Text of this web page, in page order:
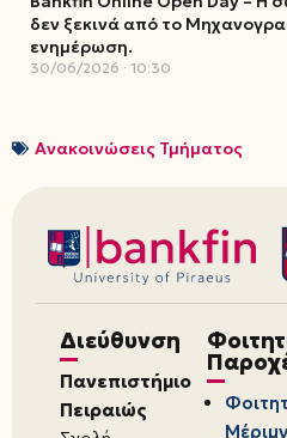
δεν ξεκινά από το
ενημέρωση.
30/06/2026 10:30
Ανακοινώσεις Τμήματος
Διεύθυνση
Πανεπιστήμιο
Πειραιώς